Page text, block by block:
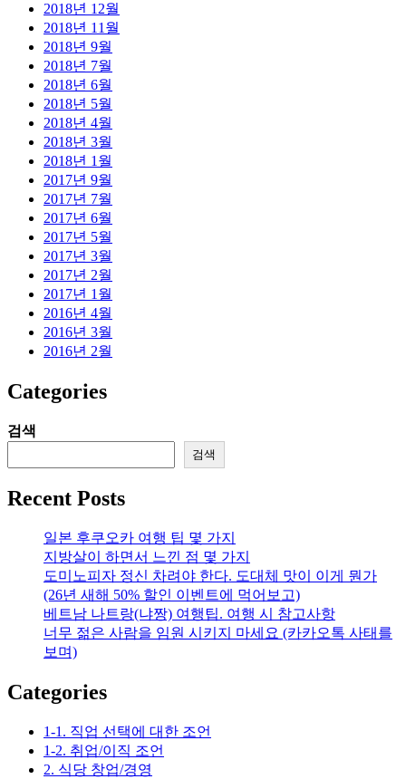
2018년 12월
2018년 11월
2018년 9월
2018년 7월
2018년 6월
2018년 5월
2018년 4월
2018년 3월
2018년 1월
2017년 9월
2017년 7월
2017년 6월
2017년 5월
2017년 3월
2017년 2월
2017년 1월
2016년 4월
2016년 3월
2016년 2월
Categories
검색
검색
Recent Posts
일본 후쿠오카 여행 팁 몇 가지
지방살이 하면서 느낀 점 몇 가지
도미노피자 정신 차려야 한다. 도대체 맛이 이게 뭔가
(26년 새해 50% 할인 이벤트에 먹어보고)
베트남 나트랑(냐짱) 여행팁. 여행 시 참고사항
너무 젊은 사람을 임원 시키지 마세요 (카카오톡 사태를
보며)
Categories
1-1. 직업 선택에 대한 조언
1-2. 취업/이직 조언
2. 식당 창업/경영